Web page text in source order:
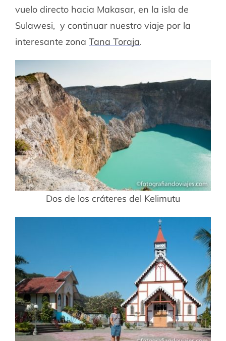
vuelo directo hacia Makasar, en la isla de
Sulawesi, y continuar nuestro viaje por la
interesante zona Tana Toraja.
Dos de los cráteres del Kelimutu